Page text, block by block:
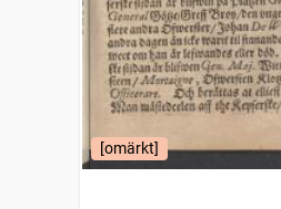
[omärkt]